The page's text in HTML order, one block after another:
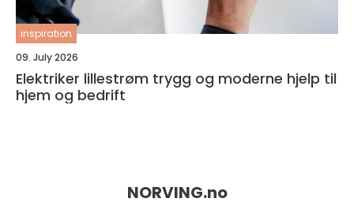
inspiration
09. July 2026
Elektriker lillestrøm trygg og moderne hjelp til
hjem og bedrift
NORVING.no